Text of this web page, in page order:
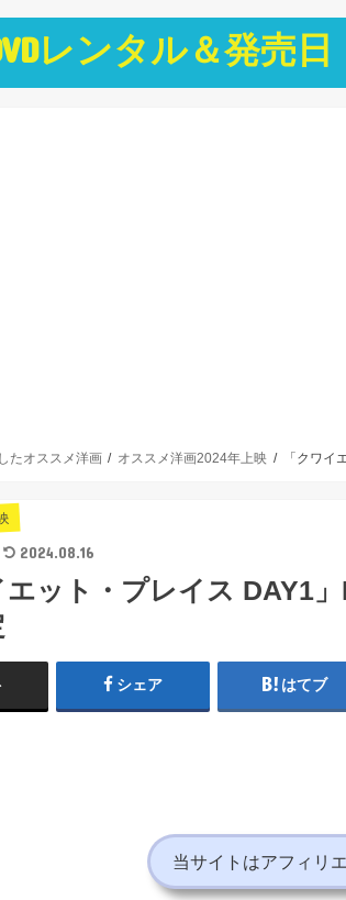
レンタル＆発売日
たオススメ洋画 オススメ洋画2024年上映 「クワイ
2024.08.16
エット・プレイス DAY1
シェア はてブ
当サイトはアフィリ